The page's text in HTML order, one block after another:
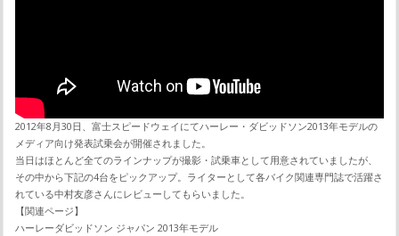
2012年8月30日、富士スピードウェイにてハーレー・ダビッドソン2013年モデルの
メディア向け発表試乗会が開催されました。
当日はほとんど全てのラインナップが撮影・試乗車として用意されていましたが、
その中から下記の4台をピックアップ。ライターとして各バイク関連専門誌で活躍さ
れている中村友彦さんにレビューしてもらいました。
【関連ページ】
ハーレーダビッドソン ジャパン 2013年モデル